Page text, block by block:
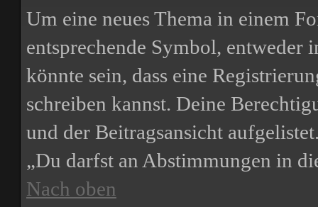
Um eine neues Thema in einem
entsprechende Symbol, entweder
könnte sein, dass eine
schreiben kannst. Deine
und der Beitragsansicht
„Du darfst an Abstimmungen in
Nach oben